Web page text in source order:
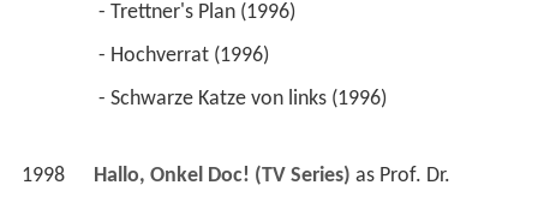
- Trettner's Plan (1996)
- Hochverrat (1996)
- Schwarze Katze von links (1996)
1998 Hallo, Onkel Doc! (TV Series) as Prof. Dr.